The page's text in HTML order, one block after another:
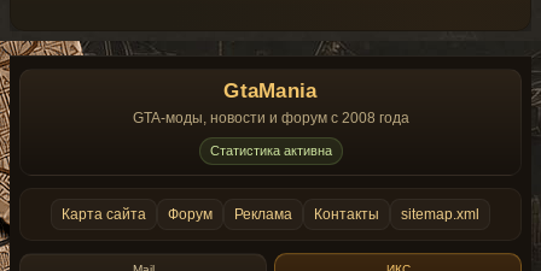
GtaMania
GTA-моды, новости и форум с 2008 года
Статистика активна
Карта сайта Форум Реклама Контакты sitemap.xml